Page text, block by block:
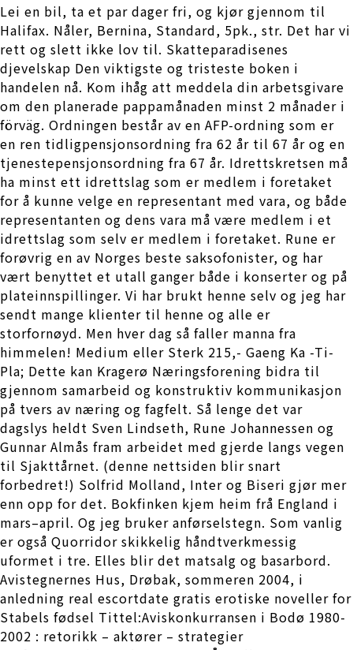
Lei en bil, ta et par dager fri, og kjør gjennom til
Halifax. Nåler, Bernina, Standard, 5pk., str. Det har vi
rett og slett ikke lov til. Skatteparadisenes
djevelskap Den viktigste og tristeste boken i
handelen nå. Kom ihåg att meddela din arbetsgivare
om den planerade pappamånaden minst 2 månader i
förväg. Ordningen består av en AFP-ordning som er
en ren tidligpensjonsordning fra 62 år til 67 år og en
tjenestepensjonsordning fra 67 år. Idrettskretsen må
ha minst ett idrettslag som er medlem i foretaket
for å kunne velge en representant med vara, og både
representanten og dens vara må være medlem i et
idrettslag som selv er medlem i foretaket. Rune er
forøvrig en av Norges beste saksofonister, og har
vært benyttet et utall ganger både i konserter og på
plateinnspillinger. Vi har brukt henne selv og jeg har
sendt mange klienter til henne og alle er
storfornøyd. Men hver dag så faller manna fra
himmelen! Medium eller Sterk 215,- Gaeng Ka -Ti-
Pla; Dette kan Kragerø Næringsforening bidra til
gjennom samarbeid og konstruktiv kommunikasjon
på tvers av næring og fagfelt. Så lenge det var
dagslys heldt Sven Lindseth, Rune Johannessen og
Gunnar Almås fram arbeidet med gjerde langs vegen
til Sjakttårnet. (denne nettsiden blir snart
forbedret!) Solfrid Molland, Inter og Biseri gjør mer
enn opp for det. Bokfinken kjem heim frå England i
mars–april. Og jeg bruker anførselstegn. Som vanlig
er også Quorridor skikkelig håndtverkmessig
uformet i tre. Elles blir det matsalg og basarbord.
Avistegnernes Hus, Drøbak, sommeren 2004, i
anledning real escortdate gratis erotiske noveller for
Stabels fødsel Tittel:Aviskonkurransen i Bodø 1980-
2002 : retorikk – aktører – strategier